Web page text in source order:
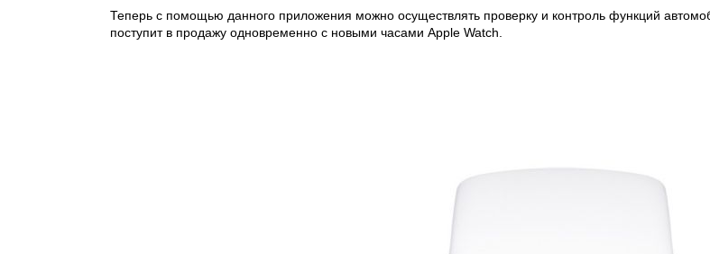
Теперь с помощью данного приложения можно осуществлять проверку и контроль функций
поступит в продажу одновременно с новыми часами Apple Watch.